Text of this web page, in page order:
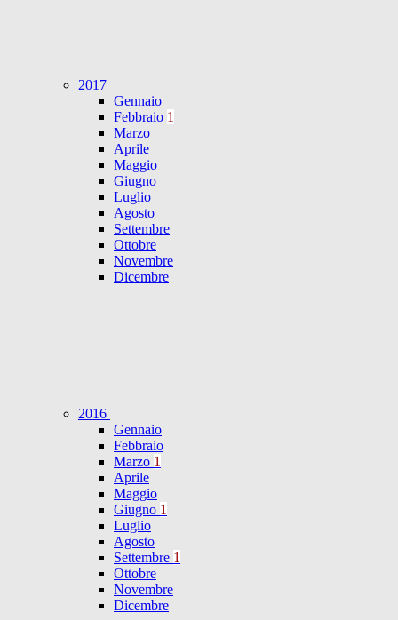
2017
Gennaio
Febbraio 1
Marzo
Aprile
Maggio
Giugno
Luglio
Agosto
Settembre
Ottobre
Novembre
Dicembre
2016
Gennaio
Febbraio
Marzo 1
Aprile
Maggio
Giugno 1
Luglio
Agosto
Settembre 1
Ottobre
Novembre
Dicembre